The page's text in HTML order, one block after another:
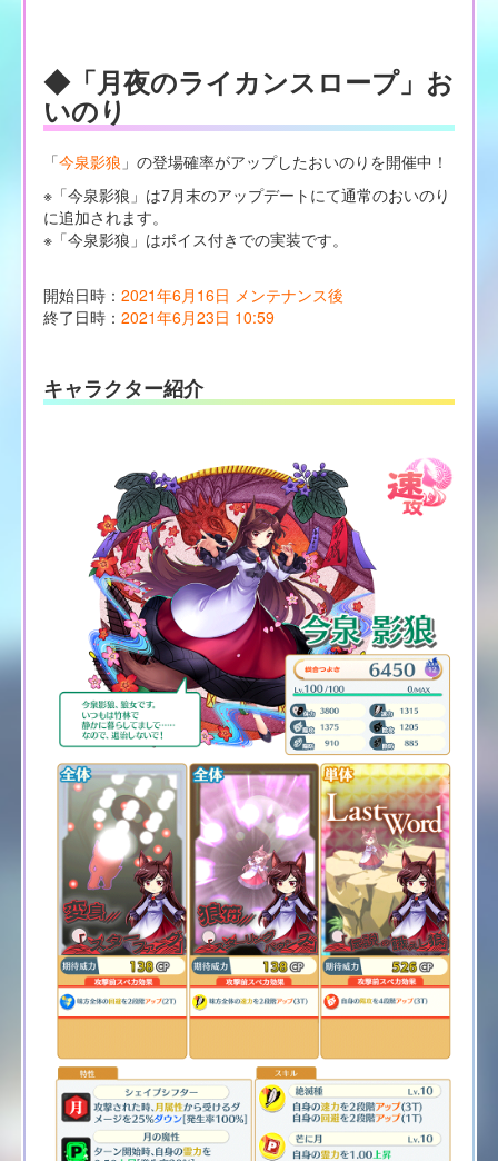
◆「月夜のライカンスロープ」お
いのり
「今泉影狼 」の登場確率がアップしたおいのりを開催中！
※「今泉影狼」は7月末のアップデートにて通常のおいのり
に追加されます。
※「今泉影狼」はボイス付きでの実装です。
開始日時： 2021年6月16日 メンテナンス後
終了日時： 2021年6月23日 10:59
キャラクター紹介